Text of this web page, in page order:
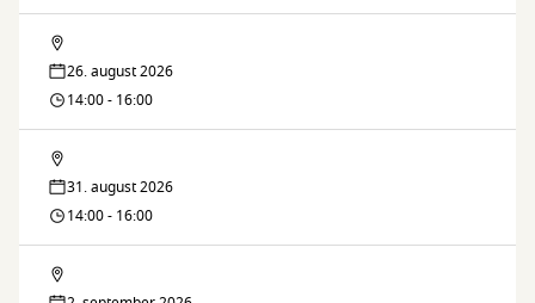
Lektiecaféen
26. august 2026
14:00 - 16:00
Lektiecaféen
31. august 2026
14:00 - 16:00
Lektiecaféen